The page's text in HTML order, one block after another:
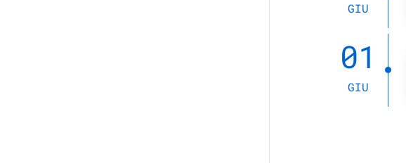
GIU
01
GIU